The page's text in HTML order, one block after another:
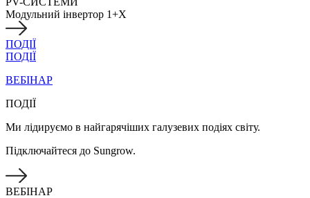
Модульний інвертор 1+X
ПОДІЇ
ПОДІЇ
ВЕБІНАР
ПОДІЇ
Ми лідируємо в найгарячіших галузевих подіях світу.
Підключайтеся до Sungrow.
ВЕБІНАР